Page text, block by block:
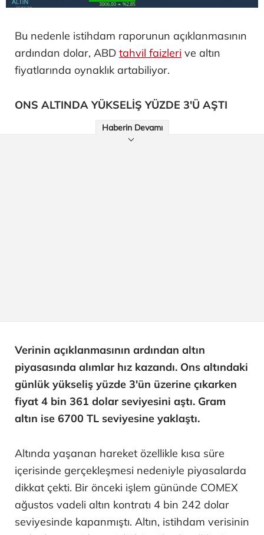
Bu nedenle istihdam raporunun açıklanmasının
ardından dolar, ABD tahvil faizleri ve altın
fiyatlarında oynaklık artabiliyor.
ONS ALTINDA YÜKSELİŞ YÜZDE 3'Ü AŞTI
Haberin Devamı
Verinin açıklanmasının ardından altın
piyasasında alımlar hız kazandı. Ons altındaki
günlük yükseliş yüzde 3'ün üzerine çıkarken
fiyat 4 bin 361 dolar seviyesini aştı. Gram
altın ise 6700 TL seviyesine yaklaştı.
Altında yaşanan hareket özellikle kısa süre
içerisinde gerçekleşmesi nedeniyle piyasalarda
dikkat çekti. Bir önceki işlem gününde COMEX
ağustos vadeli altın kontratı 4 bin 242 dolar
seviyesinde kapanmıştı. Altın, istihdam verisinin